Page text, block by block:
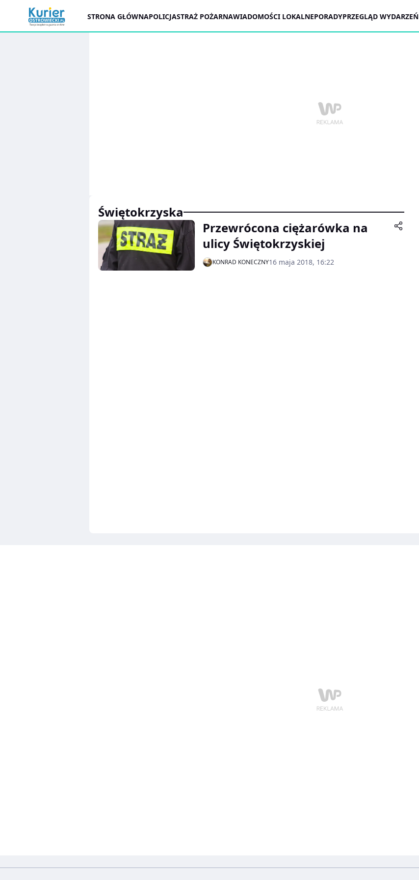
STRONA GŁÓWNAPOLICJASTRAŻ POŻARNAWIADOMOŚCI LOKALNEPORADYPRZEGLĄD WYDARZEŃ
Świętokrzyska
Przewrócona ciężarówka na
ulicy Świętokrzyskiej
KONRAD KONECZNY16 maja 2018, 16:22